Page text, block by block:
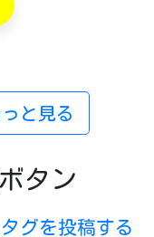
と見る
タン
グを投稿する